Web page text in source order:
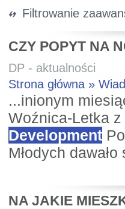
Filtrowanie
CZY POPYT NA
DP - aktualności
Strona główna »
...inionym
Woźnica-Letka
Development
Młodych
NA JAKIE